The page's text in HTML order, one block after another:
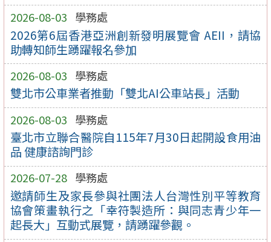
2026-08-03 學務處
2026第6屆香港亞洲創新發明展覽會 AEII，請協
助轉知師生踴躍報名參加
2026-08-03 學務處
雙北市公車業者推動「雙北AI公車站長」活動
2026-08-03 學務處
臺北市立聯合醫院自115年7月30日起開設食用油
品 健康諮詢門診
2026-07-28 學務處
邀請師生及家長參與社團法人台灣性別平等教育
協會策畫執行之「幸符製造所：與同志青少年一
起長大」互動式展覽，請踴躍參觀。